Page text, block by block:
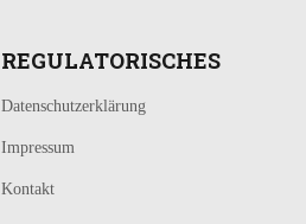
REGULATORISCHES
Datenschutzerklärung
Impressum
Kontakt